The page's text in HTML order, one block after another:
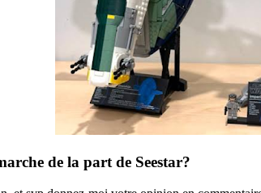
de la part de Seestar?